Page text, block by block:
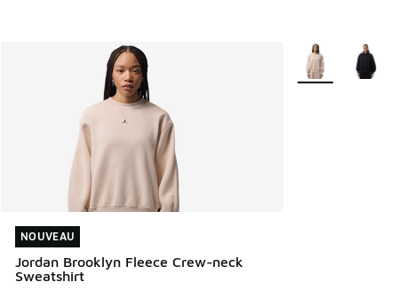
NOUVEAU
Jordan Brooklyn Fleece Crew-neck
Sweatshirt
NOUVEAU
Plus de couleurs